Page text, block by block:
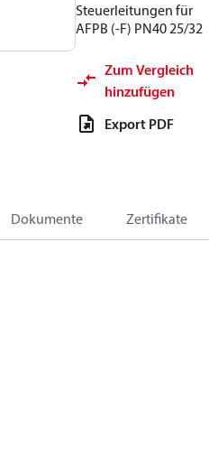
Steuerleitungen für
AFPB (-F) PN40 25/32
Zum Vergleich
hinzufügen
Export PDF
Dokumente Zertifikate